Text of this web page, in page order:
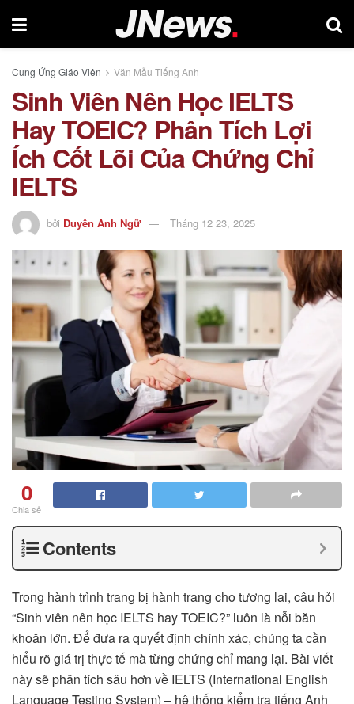
Cung Ứng Giáo Viên Văn Mẫu Tiếng Anh
Sinh Viên Nên Học IELTS
Hay TOEIC? Phân Tích Lợi
Ích Cốt Lõi Của Chứng Chỉ
IELTS
bởi Duyên Anh Ngữ Tháng 12 23, 2025
0
Chia sẻ
Contents
Trong hành trình trang bị hành trang cho tương lai, câu hỏi
“Sinh viên nên học IELTS hay TOEIC?” luôn là nỗi băn
khoăn lớn. Để đưa ra quyết định chính xác, chúng ta cần
hiểu rõ giá trị thực tế mà từng chứng chỉ mang lại. Bài viết
này sẽ phân tích sâu hơn về IELTS (International English
Language Testing System) – hệ thống kiểm tra tiếng Anh